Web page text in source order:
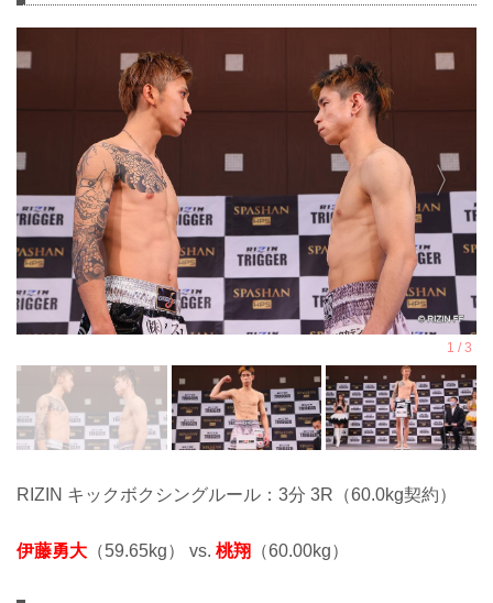
RIZIN キックボクシングルール：3分 3R（60.0kg契約）
伊藤勇大 （59.65kg） vs. 桃翔 （60.00kg）